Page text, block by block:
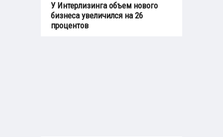
У Интерлизинга объем нового
бизнеса увеличился на 26
процентов